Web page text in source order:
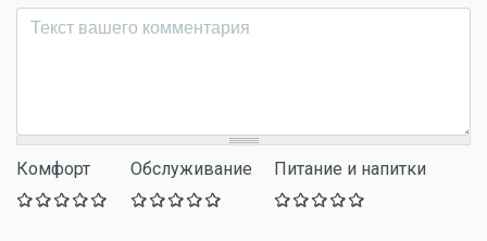
Комментарий*
Комфорт Обслуживание Питание и напитки